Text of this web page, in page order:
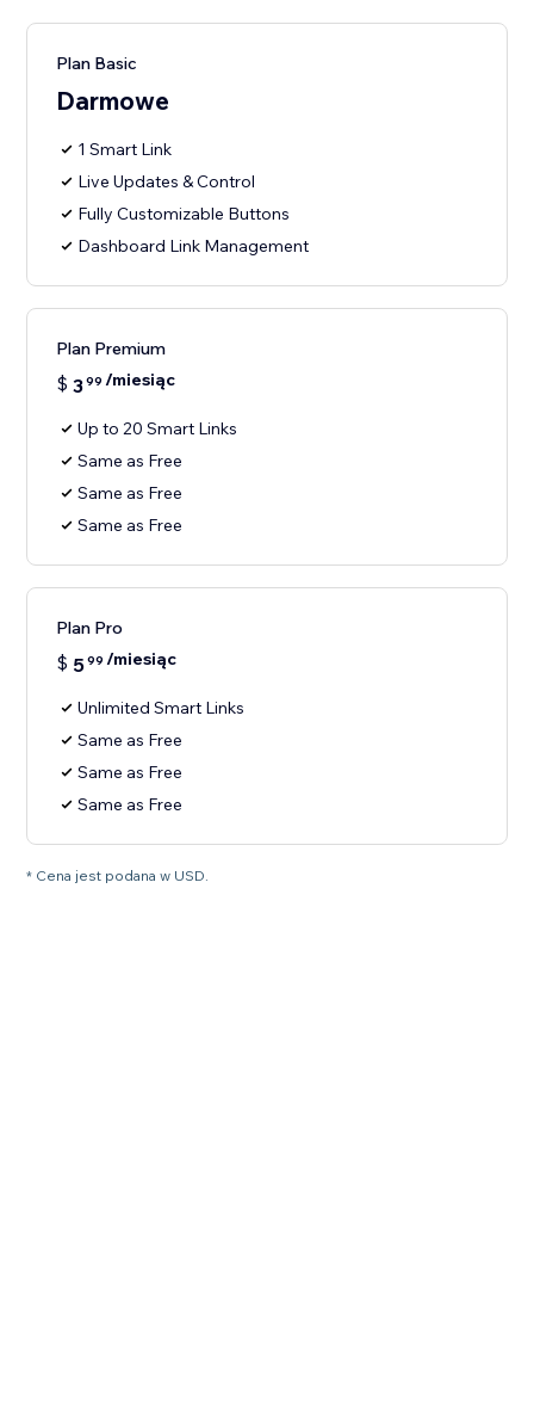
Plan Basic
Darmowe
1 Smart Link
Live Updates & Control
Fully Customizable Buttons
Dashboard Link Management
Plan Premium
$ 399 /miesiąc
Up to 20 Smart Links
Same as Free
Same as Free
Same as Free
Plan Pro
$ 599 /miesiąc
Unlimited Smart Links
Same as Free
Same as Free
Same as Free
* Cena jest podana w USD.